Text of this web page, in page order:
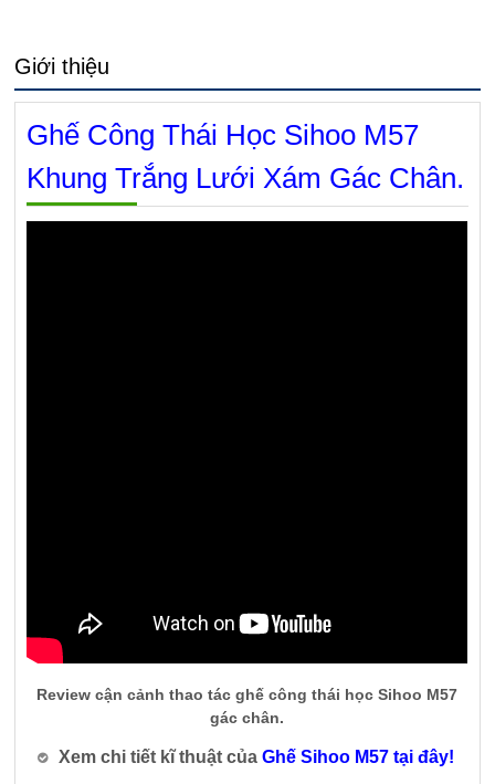
Giới thiệu
Ghế Công Thái Học Sihoo M57
Khung Trắng Lưới Xám Gác Chân.
Review cận cảnh thao tác ghế công thái học Sihoo M57
gác chân.
Xem chi tiết kĩ thuật củaGhế Sihoo M57 tại đây!